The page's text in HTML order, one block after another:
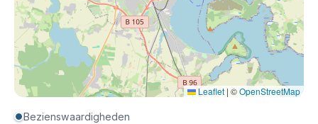
Leaflet | ©OpenStreetMap
Bezienswaardigheden